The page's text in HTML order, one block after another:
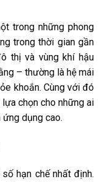
trong những phong
trong thời gian gần
thị và vùng khí hậu
– thường là hệ mái
khoắn. Cùng với đó
chọn cho những ai
dụng cao.
hạn chế nhất định.